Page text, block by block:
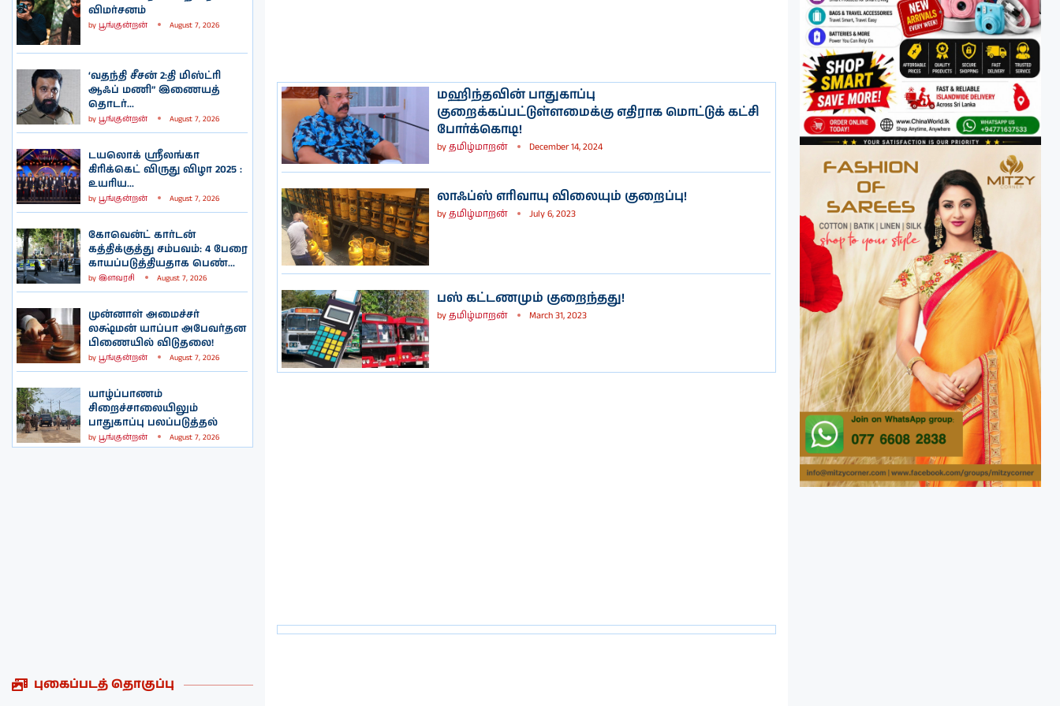
விமர்சனம்
by பூங்குன்றன் August 7, 2026
‘வதந்தி சீசன் 2:தி மிஸ்ட்ரி
ஆஃப் மணி” இணையத்
தொடர்...
by பூங்குன்றன் August 7, 2026
டயலொக் ஸ்ரீலங்கா
கிரிக்கெட் விருது விழா 2025 :
உயரிய...
by பூங்குன்றன் August 7, 2026
கோவென்ட் கார்டன்
கத்திக்குத்து சம்பவம்: 4 பேரை
காயப்படுத்தியதாக பெண்...
by இளவரசி August 7, 2026
முன்னாள் அமைச்சர்
லக்ஷ்மன் யாப்பா அபேவர்தன
பிணையில் விடுதலை!
by பூங்குன்றன் August 7, 2026
யாழ்ப்பாணம்
சிறைச்சாலையிலும்
பாதுகாப்பு பலப்படுத்தல்
by பூங்குன்றன் August 7, 2026
புகைப்படத் தொகுப்பு
மஹிந்தவின் பாதுகாப்பு
குறைக்கப்பட்டுள்ளமைக்கு எதிராக மொட்டுக் கட்சி
போர்க்கொடி!
byதமிழ்மாறன் December 14, 2024
லாஃப்ஸ் எரிவாயு விலையும் குறைப்பு!
byதமிழ்மாறன் July 6, 2023
பஸ் கட்டணமும் குறைந்தது!
byதமிழ்மாறன் March 31, 2023